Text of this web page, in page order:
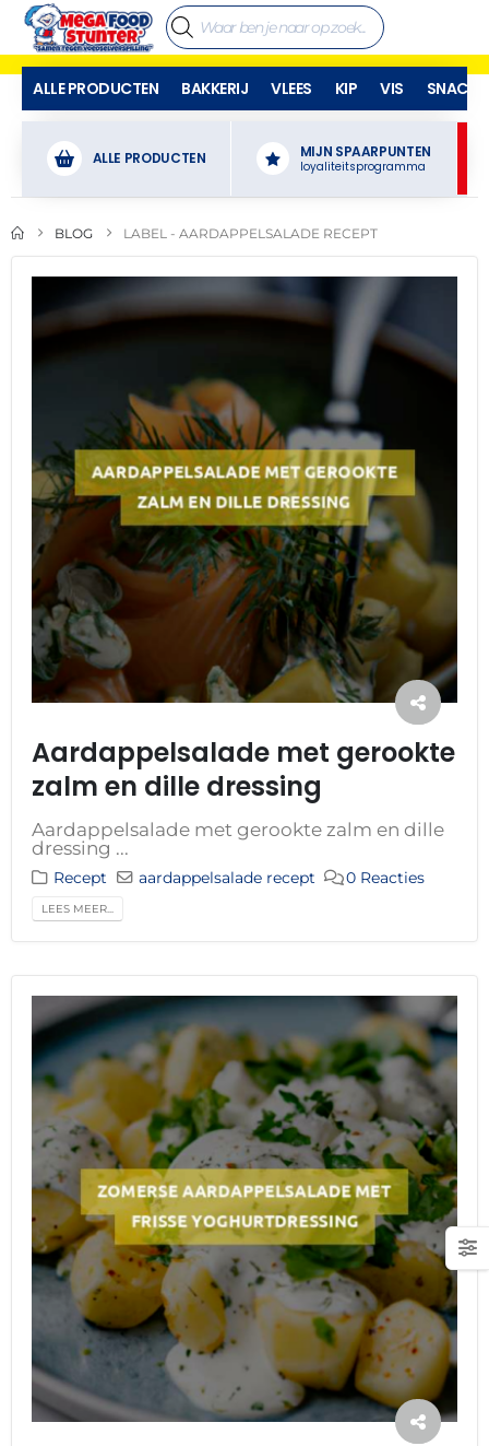
ALLE PRODUCTEN BAKKERIJ VLEES KIP VIS SNACKS
ALLE PRODUCTEN MIJN SPAARPUNTEN
loyaliteitsprogramma
BLOG LABEL - AARDAPPELSALADE RECEPT
Aardappelsalade met gerookte
zalm en dille dressing
Aardappelsalade met gerookte zalm en dille
dressing ...
Recept aardappelsalade recept 0 Reacties
LEES MEER...